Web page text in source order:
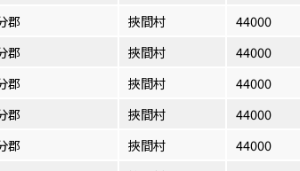
郡 挾間村 44000
郡 挾間村 44000
郡 挾間村 44000
郡 挾間村 44000
郡 挾間村 44000